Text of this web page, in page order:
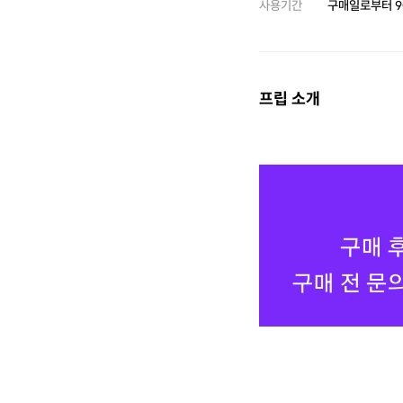
사용기간 구매일로부터
프립 소개